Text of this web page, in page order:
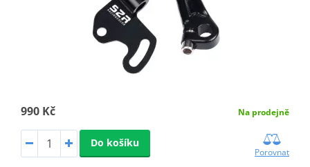
990 Kč Na prodejně
Do košíku
Porovnat